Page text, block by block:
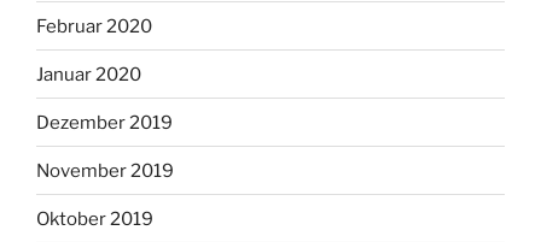
Februar 2020
Januar 2020
Dezember 2019
November 2019
Oktober 2019